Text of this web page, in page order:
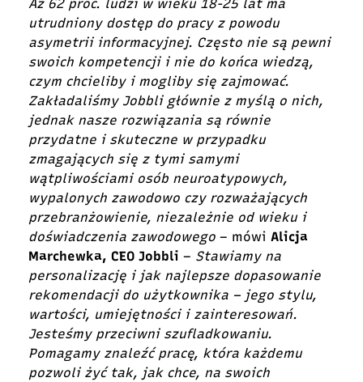
Aż 62 proc. ludzi w wieku 18-25 lat ma
utrudniony dostęp do pracy z powodu
asymetrii informacyjnej. Często nie są pewni
swoich kompetencji i nie do końca wiedzą,
czym chcieliby i mogliby się zajmować.
Zakładaliśmy Jobbli głównie z myślą o nich,
jednak nasze rozwiązania są równie
przydatne i skuteczne w przypadku
zmagających się z tymi samymi
wątpliwościami osób neuroatypowych,
wypalonych zawodowo czy rozważających
przebranżowienie, niezależnie od wieku i
doświadczenia zawodowego – mówi Alicja
Marchewka, CEO Jobbli – Stawiamy na
personalizację i jak najlepsze dopasowanie
rekomendacji do użytkownika – jego stylu,
wartości, umiejętności i zainteresowań.
Jesteśmy przeciwni szufladkowaniu.
Pomagamy znaleźć pracę, która każdemu
pozwoli żyć tak, jak chce, na swoich